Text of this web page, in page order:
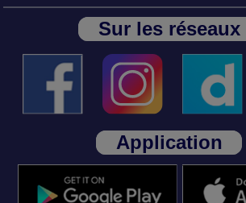
Sur les réseaux
Application